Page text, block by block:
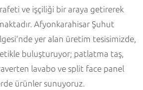
ve işçiliği bir araya getirerek
Afyonkarahisar Şuhut
yer alan üretim tesisimizde,
buluşturuyor; patlatma taş,
lavabo ve split face panel
ürünler sunuyoruz.